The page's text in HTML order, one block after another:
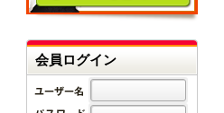
会員ログイン